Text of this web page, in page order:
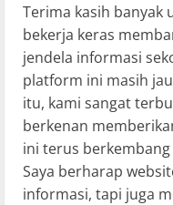
Terima kasih banyak
bekerja keras
jendela informasi
platform ini masih
itu, kami sangat
berkenan
ini terus
Saya berharap
informasi, tapi juga